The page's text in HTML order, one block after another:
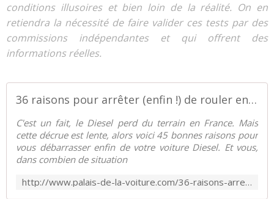
conditions illusoires et bien loin de la réalité. On en
retiendra la nécessité de faire valider ces tests par des
commissions indépendantes et qui offrent des
informations réelles.
36 raisons pour arrêter (enfin !) de rouler en Diesel - Palais-de-la-Voiture.com
C'est un fait, le Diesel perd du terrain en France. Mais
cette décrue est lente, alors voici 45 bonnes raisons pour
vous débarrasser enfin de votre voiture Diesel. Et vous,
dans combien de situation
http://www.palais-de-la-voiture.com/36-raisons-arreter-de-rouler-en-diesel.html